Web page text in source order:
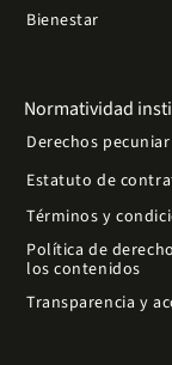
Bienestar
Normatividad
Derechos
Estatuto de
Términos y
Política de
los contenidos
Transparencia y